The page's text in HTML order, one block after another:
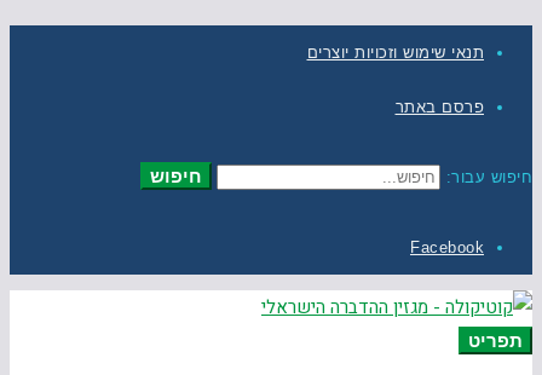
תנאי שימוש וזכויות יוצרים
פרסם באתר
חיפוש עבור: חיפוש
Facebook
תפריט